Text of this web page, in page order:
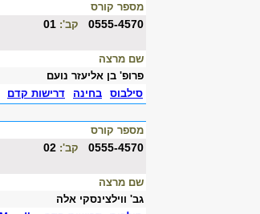
מספר קורס
0555-4570 קב':
שם מרצה
פרופ' בן אליעזר נועם
סילבוס
בחינה דרישות קדם
מספר קורס
0555-4570 קב':
שם מרצה
גב' ווילצינסקי אלה